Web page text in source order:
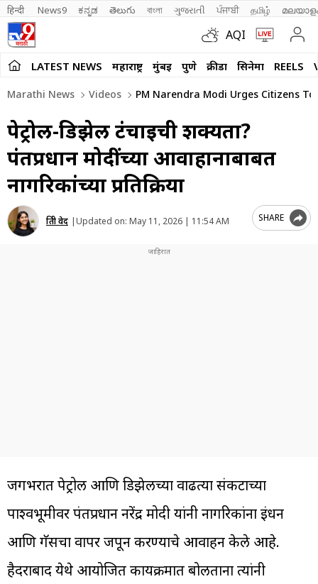
हिन्दी News9 ಕನ್ನಡ తెలుగు বাংলা ગુજરાતી ਪੰਜਾਬੀ தமிழ்
AQI
LATEST NEWS महाराष्ट्र मुंबई पुणे क्रीडा सिनेमा REELS
Marathi News Videos PM Narendra Modi Urges Citizens
पेट्रोल-डिझेल टंचाईची शक्यता?
पंतप्रधान मोदींच्या आवाहानाबाबत
नागरिकांच्या प्रतिक्रिया
प्रिती वेद |Updated on: May 11, 2026 | 11:54 AM SHARE
जगभरात पेट्रोल आणि डिझेलच्या वाढत्या संकटाच्या
पार्श्वभूमीवर पंतप्रधान नरेंद्र मोदी यांनी नागरिकांना इंधन
आणि गॅसचा वापर जपून करण्याचे आवाहन केले आहे.
हैदराबाद येथे आयोजित कार्यक्रमात बोलताना त्यांनी